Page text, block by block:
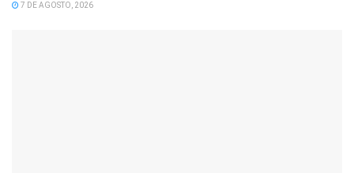
7 DE AGOSTO, 2026